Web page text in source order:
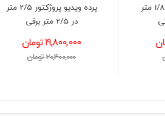
ویدئو پروژکتور اپسون مدل
EPSON PowerLite 970
42,800,000 تومان